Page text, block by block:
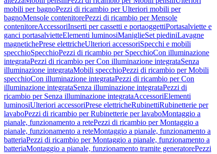
mobili per bagnoPezzi di ricambio per Ulteriori mobili per
bagnoMensole contenitorePezzi di ricambio per Mensole
contenitoreAccessoriInserti per cassetti e portaoggettiPortasalviette e
ganci portasalvietteElementi luminosiManiglieSet piediniLavagne
magnetichePrese elettricheUlteriori accessoriSpecchi e mobili
specchioSpecchioPezzi di ricambio per SpecchioCon illuminazione
integrataPezzi di ricambio per Con illuminazione integrataSenza
illuminazione integrataMobili specchioPezzi di ricambio per Mobili
specchioCon illuminazione integrataPezzi di ricambio per Con
illuminazione integrataSenza illuminazione integrataPezzi di
ricambio per Senza illuminazione integrataAccessoriElementi
luminosiUlteriori accessoriPrese elettricheRubinettiRubinetterie per
lavaboPezzi di ricambio per Rubinetterie per lavaboMontaggio a
pianale, funzionamento a retePezzi di ricambio per Montaggio a
pianale, funzionamento a reteMontaggio a pianale, funzionamento a
batteriaPezzi di ricambio per Montaggio a pianale, funzionamento a
batteriaMontaggio a pianale, funzionamento tramite generatorePezzi